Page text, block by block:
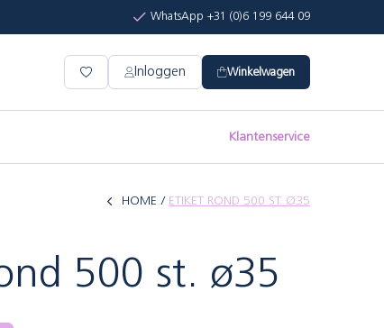
WhatsApp +31 (0)6 199 644 09
Inloggen Winkelwagen
Klantenservice
HOME ETIKET ROND 500 ST. Ø35
500 st. ø35